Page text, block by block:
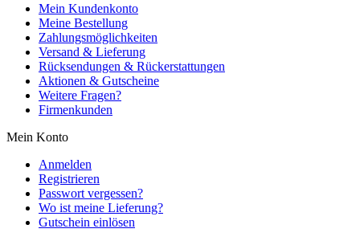
Mein Kundenkonto
Meine Bestellung
Zahlungsmöglichkeiten
Versand & Lieferung
Rücksendungen & Rückerstattungen
Aktionen & Gutscheine
Weitere Fragen?
Firmenkunden
Mein Konto
Anmelden
Registrieren
Passwort vergessen?
Wo ist meine Lieferung?
Gutschein einlösen